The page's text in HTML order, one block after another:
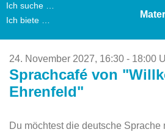
Ich suche …
Ich biete …
24. November 2027, 16:30 - 18:00
Sprachcafé von
Ehrenfeld"
Du möchtest die deutsche Sprache